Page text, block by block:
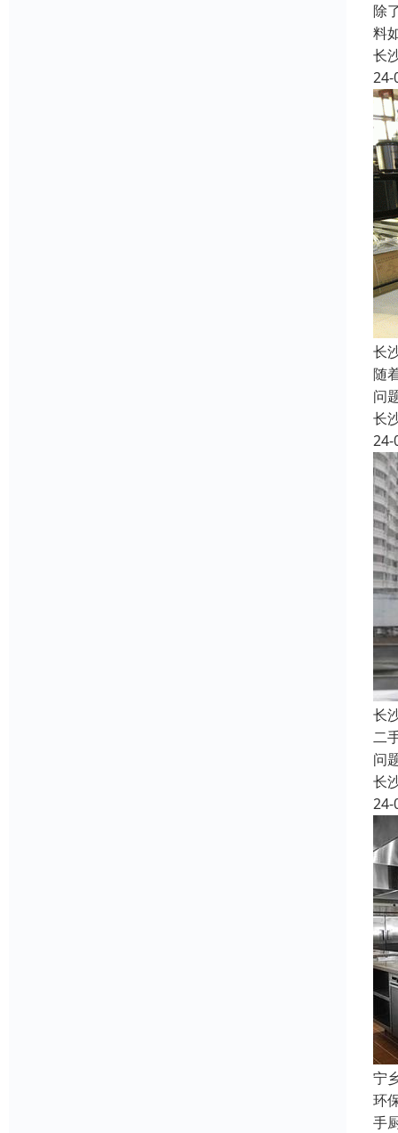
除
料
长
24-
长
随
问
长
24-
长
二
问
长
24-
宁
环
手